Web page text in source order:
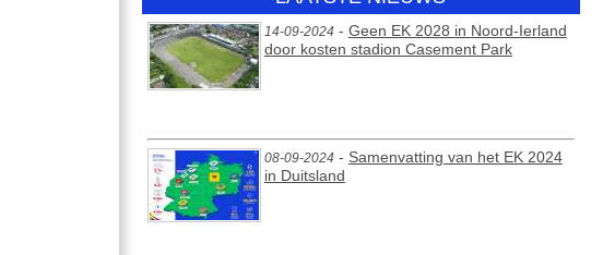
14-09-2024 - Geen EK 2028 in Noord-Ierland
door kosten stadion Casement Park
08-09-2024 - Samenvatting van het EK 2024
in Duitsland